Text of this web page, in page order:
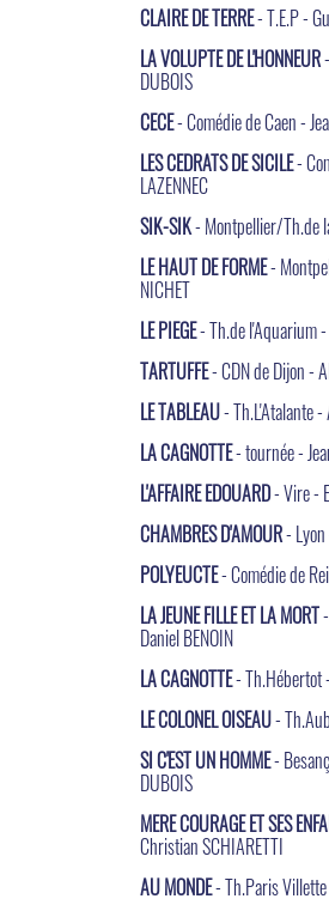
CLAIRE DE TERRE- T.E.P -
LA VOLUPTE DE L'HONNEUR
DUBOIS
CECE- Comédie de Caen -
LES CEDRATS DE SICILE-
LAZENNEC
SIK-SIK- Montpellier/Th.de
LE HAUT DE FORME-
NICHET
LE PIEGE- Th.de l'Aquarium
TARTUFFE- CDN de Dijon -
LE TABLEAU- Th.L'Atalante -
LA CAGNOTTE- tournée -
L'AFFAIRE EDOUARD- Vire -
CHAMBRES D'AMOUR-
POLYEUCTE- Comédie de
LA JEUNE FILLE ET LA MORT
Daniel BENOIN
LA CAGNOTTE- Th.Hébertot
LE COLONEL OISEAU-
SI C'EST UN HOMME-
DUBOIS
MERE COURAGE ET SES
Christian SCHIARETTI
AU MONDE- Th.Paris Villette